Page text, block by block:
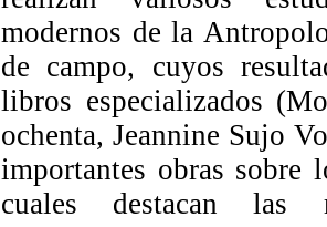
modernos de la
de campo, cuyos
libros especializados
ochenta, Jeannine Sujo
importantes obras sobre
cuales destacan las